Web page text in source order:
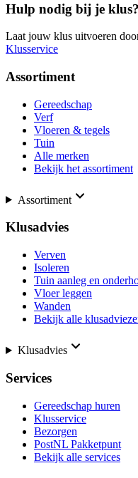
Hulp nodig bij je klus?
Laat jouw klus uitvoeren
Klusservice
Assortiment
Gereedschap
Verf
Vloeren & tegels
Tuin
Alle merken
Bekijk het assortiment
Assortiment
Klusadvies
Verven
Isoleren
Tuin aanleg en
Vloer leggen
Wanden
Bekijk alle
Klusadvies
Services
Gereedschap huren
Klusservice
Bezorgen
PostNL Pakketpunt
Bekijk alle services